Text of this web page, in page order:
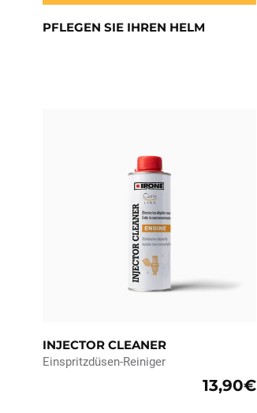
PFLEGEN SIE IHREN HELM
INJECTOR CLEANER
Einspritzdüsen-Reiniger
13,90€